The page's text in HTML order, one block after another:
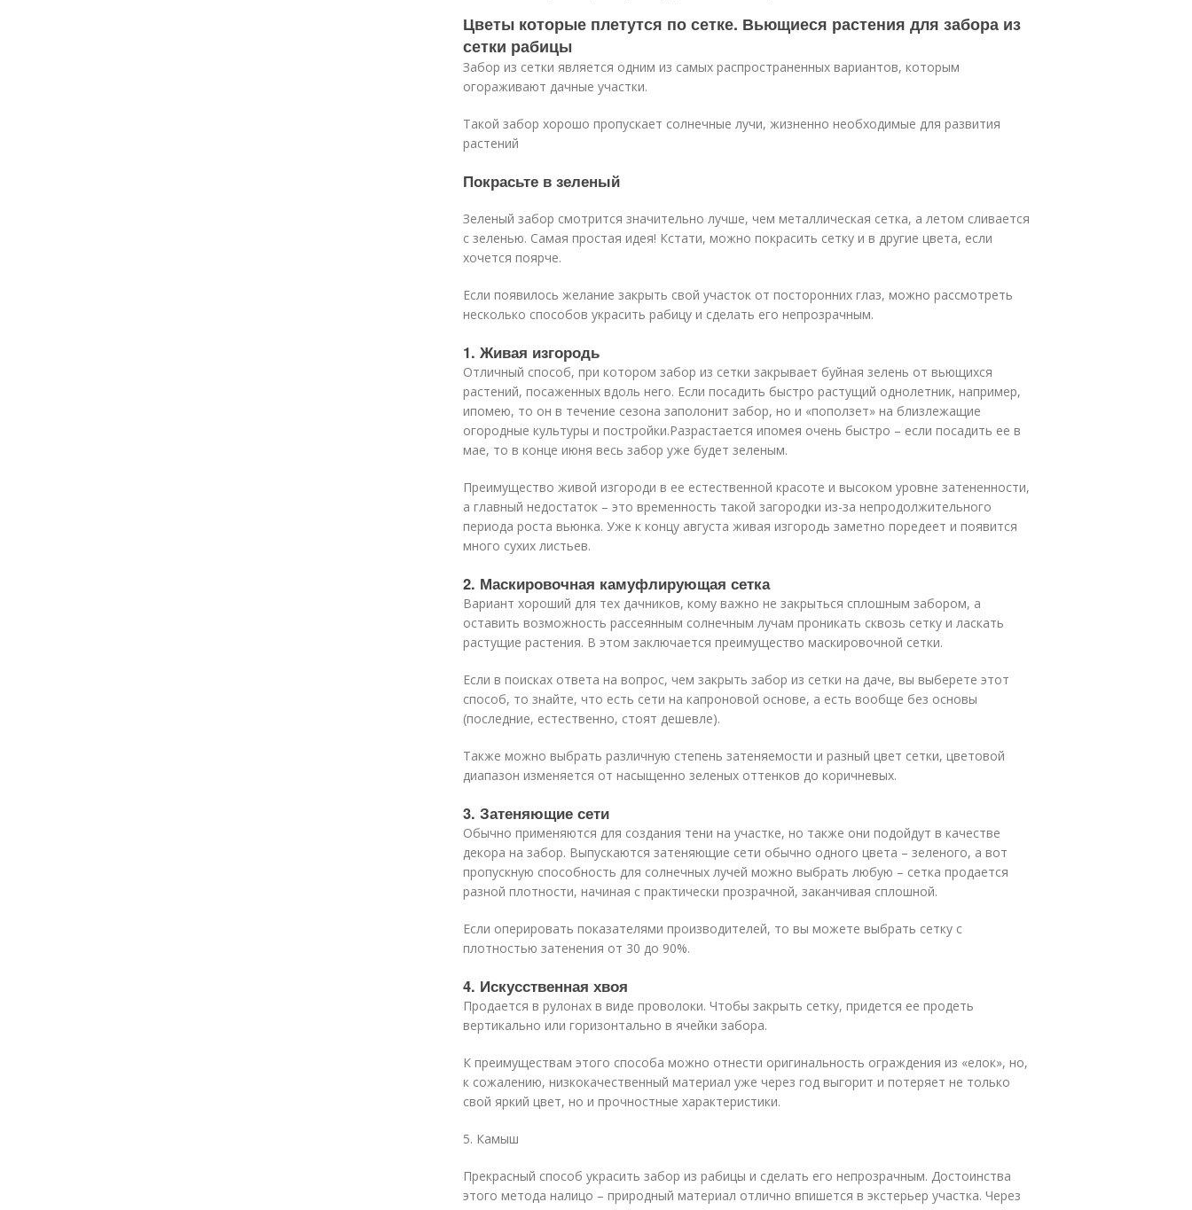
Цветы которые плетутся по сетке. Вьющиеся растения для забора из
сетки рабицы
Забор из сетки является одним из самых распространенных вариантов, которым
огораживают дачные участки.
Такой забор хорошо пропускает солнечные лучи, жизненно необходимые для развития
растений
Покрасьте в зеленый
Зеленый забор смотрится значительно лучше, чем металлическая сетка, а летом сливается
с зеленью. Самая простая идея! Кстати, можно покрасить сетку и в другие цвета, если
хочется поярче.
Если появилось желание закрыть свой участок от посторонних глаз, можно рассмотреть
несколько способов украсить рабицу и сделать его непрозрачным.
1. Живая изгородь
Отличный способ, при котором забор из сетки закрывает буйная зелень от вьющихся
растений, посаженных вдоль него. Если посадить быстро растущий однолетник, например,
ипомею, то он в течение сезона заполонит забор, но и «поползет» на близлежащие
огородные культуры и постройки.Разрастается ипомея очень быстро – если посадить ее в
мае, то в конце июня весь забор уже будет зеленым.
Преимущество живой изгороди в ее естественной красоте и высоком уровне затененности,
а главный недостаток – это временность такой загородки из-за непродолжительного
периода роста вьюнка. Уже к концу августа живая изгородь заметно поредеет и появится
много сухих листьев.
2. Маскировочная камуфлирующая сетка
Вариант хороший для тех дачников, кому важно не закрыться сплошным забором, а
оставить возможность рассеянным солнечным лучам проникать сквозь сетку и ласкать
растущие растения. В этом заключается преимущество маскировочной сетки.
Если в поисках ответа на вопрос, чем закрыть забор из сетки на даче, вы выберете этот
способ, то знайте, что есть сети на капроновой основе, а есть вообще без основы
(последние, естественно, стоят дешевле).
Также можно выбрать различную степень затеняемости и разный цвет сетки, цветовой
диапазон изменяется от насыщенно зеленых оттенков до коричневых.
3. Затеняющие сети
Обычно применяются для создания тени на участке, но также они подойдут в качестве
декора на забор. Выпускаются затеняющие сети обычно одного цвета – зеленого, а вот
пропускную способность для солнечных лучей можно выбрать любую – сетка продается
разной плотности, начиная с практически прозрачной, заканчивая сплошной.
Если оперировать показателями производителей, то вы можете выбрать сетку с
плотностью затенения от 30 до 90%.
4. Искусственная хвоя
Продается в рулонах в виде проволоки. Чтобы закрыть сетку, придется ее продеть
вертикально или горизонтально в ячейки забора.
К преимуществам этого способа можно отнести оригинальность ограждения из «елок», но,
к сожалению, низкокачественный материал уже через год выгорит и потеряет не только
свой яркий цвет, но и прочностные характеристики.
5. Камыш
Прекрасный способ украсить забор из рабицы и сделать его непрозрачным. Достоинства
этого метода налицо – природный материал отлично впишется в экстерьер участка. Через